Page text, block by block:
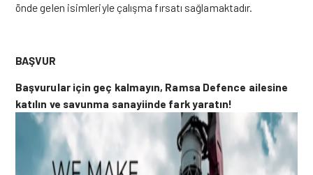
önde gelen isimleriyle çalışma fırsatı sağlamaktadır.
BAŞVUR
Başvurular için geç kalmayın, Ramsa Defence ailesine
katılın ve savunma sanayiinde fark yaratın!